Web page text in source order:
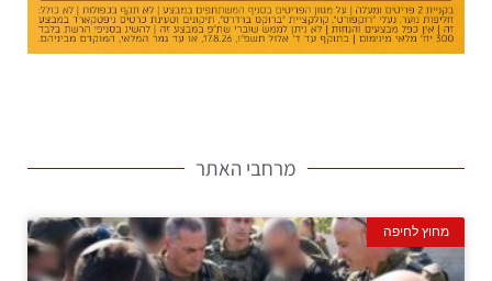
מרחבי האתר
מחוץ לחיפה